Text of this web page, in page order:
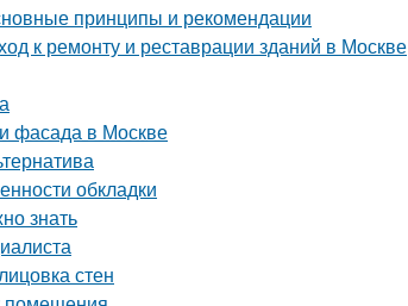
принципы и рекомендации
к ремонту и реставрации зданий в Москве
фасада в Москве
обкладки
знать
стен